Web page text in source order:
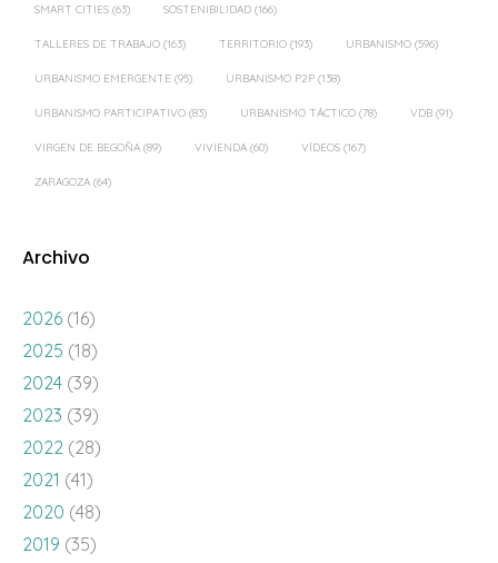
SMART CITIES (63) SOSTENIBILIDAD (166)
TALLERES DE TRABAJO (163) TERRITORIO (193) URBANISMO (596)
URBANISMO EMERGENTE (95) URBANISMO P2P (138)
URBANISMO PARTICIPATIVO (83) URBANISMO TÁCTICO (78) VDB (91)
VIRGEN DE BEGOÑA (89) VIVIENDA (60) VÍDEOS (167)
ZARAGOZA (64)
Archivo
2026 (16)
2025 (18)
2024 (39)
2023 (39)
2022 (28)
2021 (41)
2020 (48)
2019 (35)